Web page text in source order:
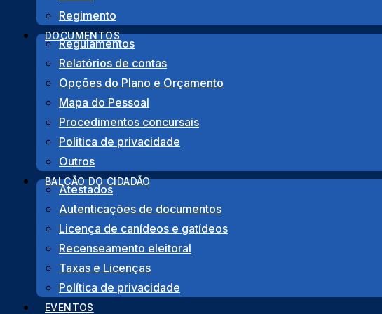
Regimento
DOCUMENTOS
Regulamentos
Relatórios de contas
Opções do Plano e Orçamento
Mapa do Pessoal
Procedimentos concursais
Politica de privacidade
Outros
BALCÃO DO CIDADÃO
Atestados
Autenticações de documentos
Licença de canídeos e gatídeos
Recenseamento eleitoral
Taxas e Licenças
Política de privacidade
EVENTOS
PARTILHA
Facebook
TwitterLinkedIn
Share
Morada
Rua das Juntas de Freguesia, Lote 12 – R/C
8600-706 Lagos